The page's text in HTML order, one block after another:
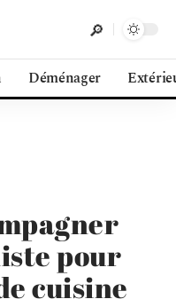
Déménager
pour
cuisine